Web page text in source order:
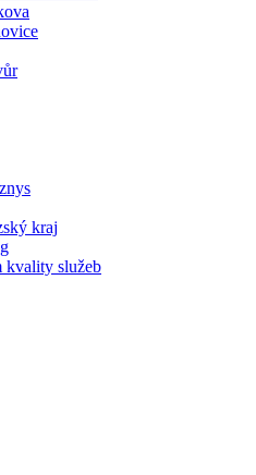
kraj
kvality služeb